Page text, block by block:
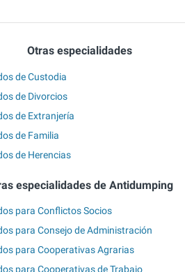
Otras especialidades
de Custodia
de Divorcios
de Extranjería
de Familia
de Herencias
especialidades de Antidumping
para Conflictos Socios
para Consejo de Administración
para Cooperativas Agrarias
para Cooperativas de Trabajo